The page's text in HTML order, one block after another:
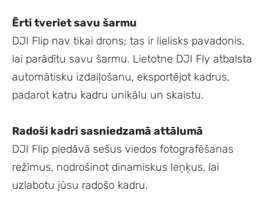
Ērti tveriet savu šarmu
DJI Flip nav tikai drons; tas ir lielisks pavadonis,
lai parādītu savu šarmu. Lietotne DJI Fly atbalsta
automātisku izdaiļošanu, eksportējot kadrus,
padarot katru kadru unikālu un skaistu.
Radoši kadri sasniedzamā attālumā
DJI Flip piedāvā sešus viedos fotografēšanas
režīmus, nodrošinot dinamiskus leņķus, lai
uzlabotu jūsu radošo kadru.